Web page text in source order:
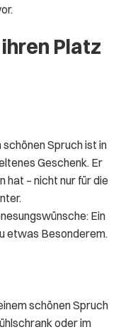
Platz
Spruch ist in
Geschenk. Er
hat – nicht nur für die
Ein
etwas Besonderem.
schönen Spruch
oder im